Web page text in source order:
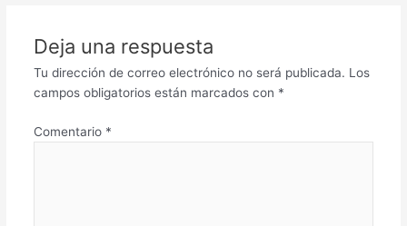
Deja una respuesta
Tu dirección de correo electrónico no será publicada. Los
campos obligatorios están marcados con *
Comentario *